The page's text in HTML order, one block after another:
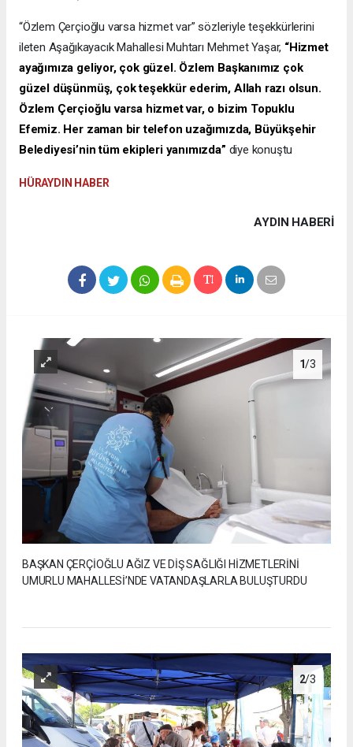
“Özlem Çerçioğlu varsa hizmet var” sözleriyle teşekkürlerini
ileten Aşağıkayacık Mahallesi Muhtarı Mehmet Yaşar, “Hizmet
ayağımıza geliyor, çok güzel. Özlem Başkanımız çok
güzel düşünmüş, çok teşekkür ederim, Allah razı olsun.
Özlem Çerçioğlu varsa hizmet var, o bizim Topuklu
Efemiz. Her zaman bir telefon uzağımızda, Büyükşehir
Belediyesi’nin tüm ekipleri yanımızda” diye konuştu
HÜRAYDIN HABER
AYDIN HABERİ
1/3
BAŞKAN ÇERÇİOĞLU AĞIZ VE DİŞ SAĞLIĞI HİZMETLERİNİ
UMURLU MAHALLESİ’NDE VATANDAŞLARLA BULUŞTURDU
2/3